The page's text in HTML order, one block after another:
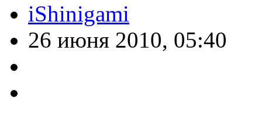
iShinigami
26 июня 2010, 05:40